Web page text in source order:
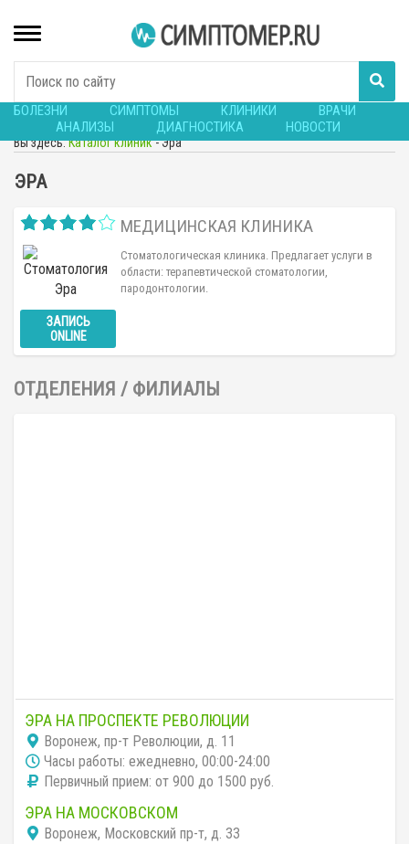
БОЛЕЗНИ СИМПТОМЫ КЛИНИКИ
ВРАЧИ
АНАЛИЗЫ
ДИАГНОСТИКА НОВОСТИ
Вы здесь:Каталог клиник-Эра
ЭРА
ЗАПИСЬ
ONLINE
МЕДИЦИНСКАЯ КЛИНИКА
Стоматологическая клиника. Предлагает услуги в
области: терапевтической стоматологии,
пародонтологии.
ОТДЕЛЕНИЯ / ФИЛИАЛЫ
ЭРА НА ПРОСПЕКТЕ РЕВОЛЮЦИИ
Воронеж, пр-т Революции, д. 11
Часы работы: ежедневно, 00:00-24:00
Первичный прием: от 900 до 1500 руб.
ЭРА НА МОСКОВСКОМ
Воронеж, Московский пр-т, д. 33